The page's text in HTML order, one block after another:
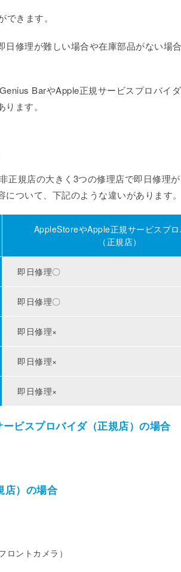
きます。
日修理が難しい場合や在庫部品がない場
BarやApple正規サービスプロバイ
ます。
正規店の大きく3つの修理店で即日修理
ついて、下記のような違いがあります。
AppleStoreやApple正規サービスプ
（正規店）
即日修理〇
即日修理〇
即日修理×
即日修理×
即日修理×
ビスプロバイダ（正規店）の場合
店）の場合
ロントカメラ）